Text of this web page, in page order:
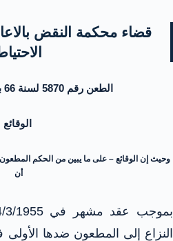
قضاء محكمة النقض
الطعن رقم 5870 لسنة 66 بتاريخ 12/06/1997
الوقائع
وحيث إن الوقائع – على ما يبين من الحكم
أن